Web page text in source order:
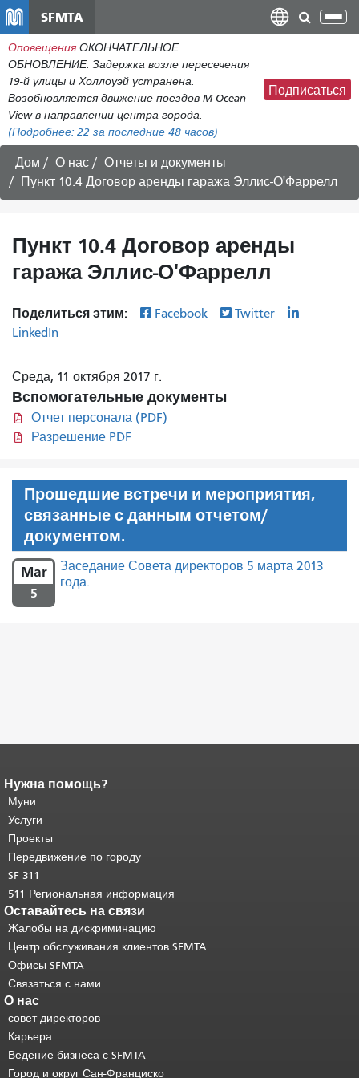
содержанию
SFMTA
Оповещения ОКОНЧАТЕЛЬНОЕ
ОБНОВЛЕНИЕ: Задержка возле пересечения
19-й улицы и Холлоуэй устранена.
Возобновляется движение поездов M Ocean
View в направлении центра города.
(Подробнее: 22 за последние 48 часов)
Подписаться
Дом О нас
Отчеты и документы
Пункт 10.4 Договор аренды гаража Эллис-О'Фаррелл
Пункт 10.4 Договор аренды
гаража Эллис-О'Фаррелл
Поделиться этим: Facebook
Twitter
LinkedIn
Среда, 11 октября 2017 г.
Вспомогательные документы
Отчет персонала (PDF)
Разрешение PDF
Прошедшие встречи и мероприятия,
связанные с данным отчетом/
документом.
Mar
5
Заседание Совета директоров 5 марта 2013
года.
Конец содержимого
страницы.
страницы повторяется на каждой
странице.
основного содержимого .
Нужна помощь?
Муни
Услуги
Проекты
Передвижение по городу
SF 311
511 Региональная информация
Оставайтесь на связи
Жалобы на дискриминацию
Центр обслуживания клиентов SFMTA
Офисы SFMTA
Связаться с нами
О нас
совет директоров
Карьера
Ведение бизнеса с SFMTA
Город и округ Сан-Франциско